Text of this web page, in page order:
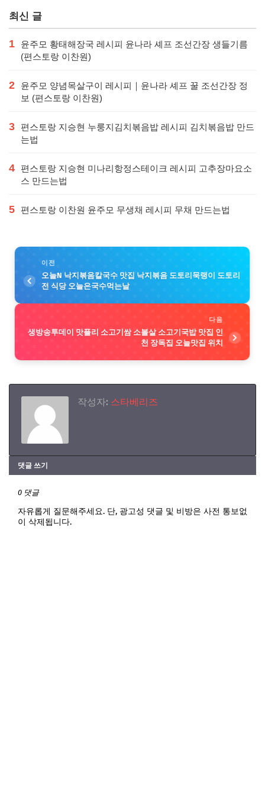
최신 글
1
윤주모 황태해장국 레시피 윤나라 셰프 조선간장 생들기름
(편스토랑 이찬원)
2
윤주모 양념목살구이 레시피｜윤나라 셰프 꿀 조선간장 정
보 (편스토랑 이찬원)
3
편스토랑 지승현 누룽지김치볶음밥 레시피 김치볶음밥 만드
는법
4
편스토랑 지승현 미나리항정스테이크 레시피 고추장마요소
스 만드는법
5 편스토랑 이찬원 윤주모 무생채 레시피 무채 만드는법
이전
오늘N 낙지볶음칼국수 맛집 낙지볶음 도토리묵랭이 도토리
전 식당 오늘은국수먹는날
다음
생방송투데이 맛플리 소고기쌈 소볼살 소고기국밥 맛집 인
천 장독집 오늘맛집 위치
작성자: 스타베리즈
댓글 쓰기
0 댓글
자유롭게 질문해주세요. 단, 광고성 댓글 및 비방은 사전 통보없
이 삭제됩니다.